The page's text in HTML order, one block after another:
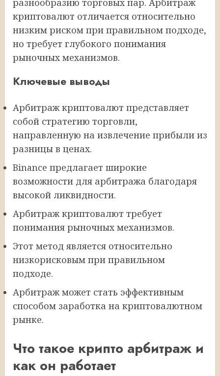
криптовалют отличается относительно
низким риском при правильном подходе,
но требует глубокого понимания
рыночных механизмов.
Ключевые выводы
Арбитраж криптовалют представляет
собой стратегию торговли,
направленную на извлечение прибыли из
разницы в ценах.
Binance предлагает широкие
возможности для арбитража благодаря
высокой ликвидности.
Арбитраж криптовалют требует
понимания рыночных механизмов.
Этот метод является относительно
низкорисковым при правильном
подходе.
Арбитраж может стать эффективным
способом заработка на криптовалютном
рынке.
Что такое крипто арбитраж и
как он работает